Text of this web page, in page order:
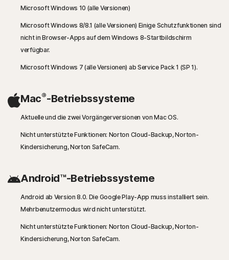
Microsoft Windows 10 (alle Versionen)
Microsoft Windows 8/8.1 (alle Versionen) Einige Schutzfunktionen sind
nicht in Browser-Apps auf dem Windows 8-Startbildschirm
verfügbar.
Microsoft Windows 7 (alle Versionen) ab Service Pack 1 (SP 1).
Mac®-Betriebssysteme
Aktuelle und die zwei Vorgängerversionen von Mac OS.
Nicht unterstützte Funktionen: Norton Cloud-Backup, Norton-
Kindersicherung, Norton SafeCam.
Android™-Betriebssysteme
Android ab Version 8.0. Die Google Play-App muss installiert sein.
Mehrbenutzermodus wird nicht unterstützt.
Nicht unterstützte Funktionen: Norton Cloud-Backup, Norton-
Kindersicherung, Norton SafeCam.